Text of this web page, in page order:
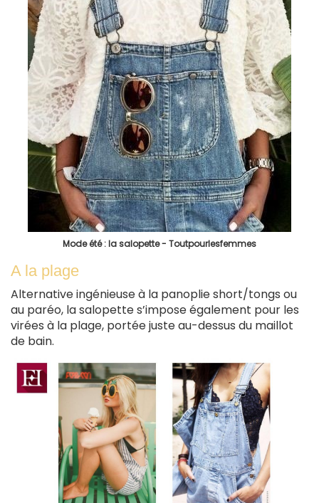
Mode été : la salopette - Toutpourlesfemmes
A la plage
Alternative ingénieuse à la panoplie short/tongs ou
au paréo, la salopette s’impose également pour les
virées à la plage, portée juste au-dessus du maillot
de bain.